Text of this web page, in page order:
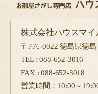
株式会社ハウスマイ
〒770-0022 徳島県徳
TEL : 088-652-3016
FAX : 088-652-3018
営業時間：10:00～